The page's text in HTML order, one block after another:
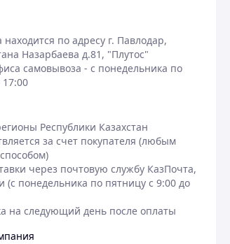
по адресу г. Павлодар,
Назарбаева д.81, "Плутос"
самовывоза - с понедельника по
Республики Казахстан
за счет покупателя (любым
через почтовую службу КазПочта,
(с понедельника по пятницу с 9:00 до
на следующий день после оплаты